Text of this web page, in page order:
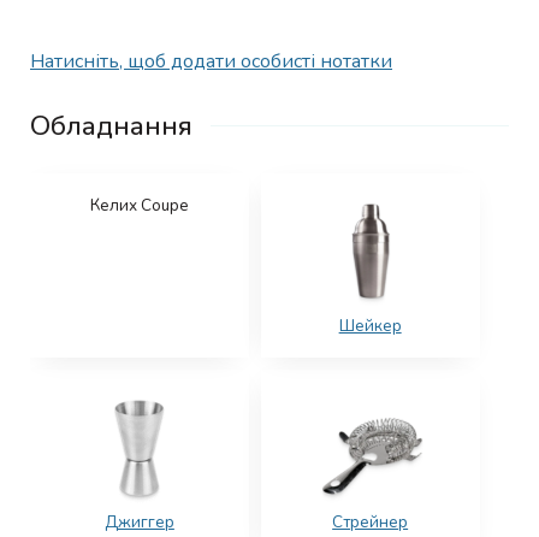
Натисніть, щоб додати особисті нотатки
Обладнання
Келих Coupe
Шейкер
Джиггер Стрейнер